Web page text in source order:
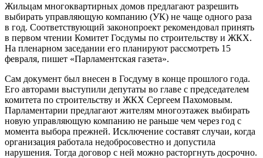
Жильцам многоквартирных домов предлагают разрешить
выбирать управляющую компанию (УК) не чаще одного раза
в год. Соответствующий законопроект рекомендовал принять
в первом чтении Комитет Госдумы по строительству и ЖКХ.
На пленарном заседании его планируют рассмотреть 15
февраля, пишет «Парламентская газета».
Сам документ был внесен в Госдуму в конце прошлого года.
Его авторами выступили депутаты во главе с председателем
комитета по строительству и ЖКХ Сергеем Пахомовым.
Парламентарии предлагают жителям многоэтажек выбирать
новую управляющую компанию не раньше чем через год с
момента выбора прежней. Исключение составят случаи, когда
организация работала недобросовестно и допустила
нарушения. Тогда договор с ней можно расторгнуть досрочно.